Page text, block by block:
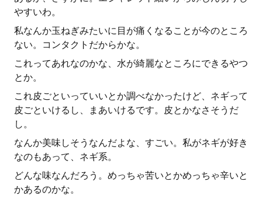
やすいわ。
私なんか玉ねぎみたいに目が痛くなることが今のところ
ない。コンタクトだからかな。
これってあれなのかな、水が綺麗なところにできるやつ
とか。
これ皮ごといっていいとか調べなかったけど、ネギって
皮ごといけるし、まあいけるです。皮とかなさそうだ
し。
なんか美味しそうなんだよな、すごい。私がネギが好き
なのもあって、ネギ系。
どんな味なんだろう。めっちゃ苦いとかめっちゃ辛いと
かあるのかな。